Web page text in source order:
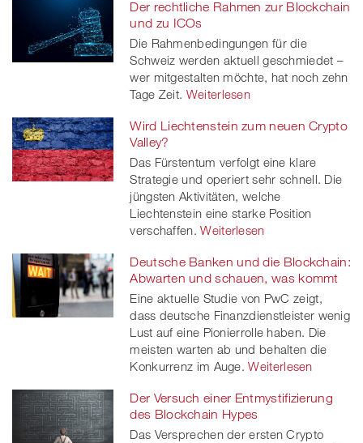
Der rechtliche Rahmen zur Blockchain
und zu ICOs
Die Rahmenbedingungen für die
Schweiz werden aktuell geschmiedet –
wer mitgestalten möchte, hat noch zehn
Tage Zeit. Weiterlesen
Wird Liechtenstein zum neuen Crypto
Valley?
Das Fürstentum verfolgt eine klare
Strategie und operiert sehr schnell. Die
jüngsten Aktivitäten, welche
Liechtenstein eine starke Position
verschaffen. Weiterlesen
Deutsche Banken und die Blockchain:
Abwarten und schauen, was kommt
Eine aktuelle Studie von PwC zeigt,
dass deutsche Finanzdienstleister wenig
Lust auf eine Pionierrolle haben. Die
meisten warten ab und behalten die
Konkurrenz im Auge. Weiterlesen
Der Versuch einer Entmystifizierung
des Blockchain Hypes
Das Versprechen der ersten Crypto